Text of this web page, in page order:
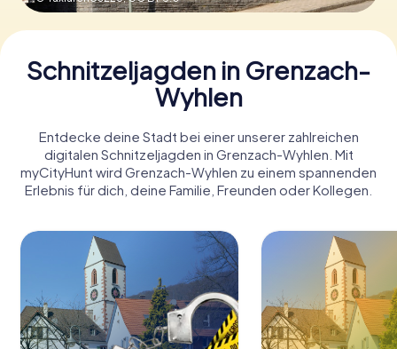
Schnitzeljagden in Grenzach-
Wyhlen
Entdecke deine Stadt bei einer unserer zahlreichen
digitalen Schnitzeljagden in Grenzach-Wyhlen. Mit
myCityHunt wird Grenzach-Wyhlen zu einem spannenden
Erlebnis für dich, deine Familie, Freunden oder Kollegen.